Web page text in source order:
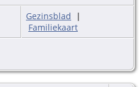
Gezinsblad |
Familiekaart